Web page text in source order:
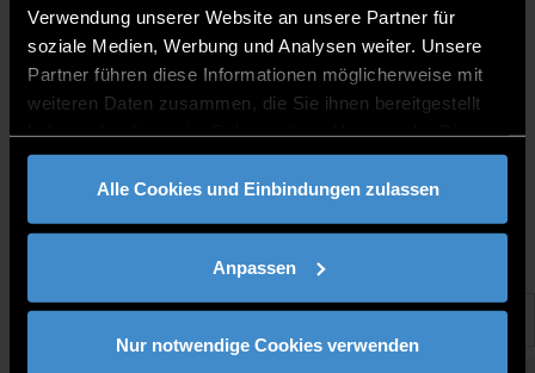
Verwendung unserer Website an unsere Partner für
soziale Medien, Werbung und Analysen weiter. Unsere
Partner führen diese Informationen möglicherweise mit
weiteren Daten zusammen, die Sie ihnen bereitgestellt
gesammelt haben.
Alle Cookies und Einbindungen zulassen
Anpassen
Nur notwendige Cookies verwenden
ITC2 2.55b
0991/3615-9607